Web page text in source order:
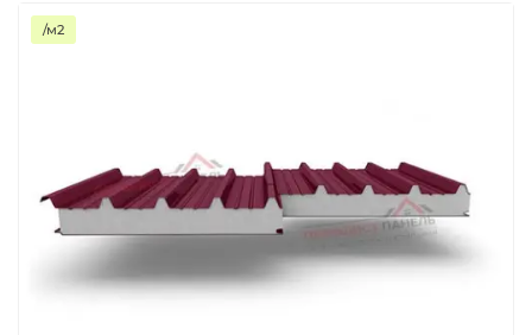
/м2